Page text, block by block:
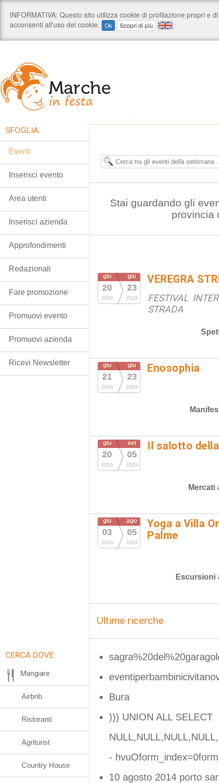
Stai guardando gli
provincia
giu
20
2024
giu
23
2024
VEREGRA
FESTIVAL
STRADA
giu
21
2024
giu
23
2024
Enosophia
giu
20
2024
set
05
2024
Il salotto
Mercati
giu
03
2024
ago
05
2024
Yoga a Villa
Palme
Escursioni
Ultime ricerche
Bura
))) UNION ALL SELECT
-
10 agosto 2014 porto
SFOGLIA:
Eventi
Inserisci evento
Area utenti
Inserisci azienda
Approfondimenti
Redazionali
Fare promozione
Promuovi evento
Promuovi azienda
Ricevi Newsletter
CERCA DOVE:
Mangiare
Airbnb
Ristoranti
Agriturist
Country House